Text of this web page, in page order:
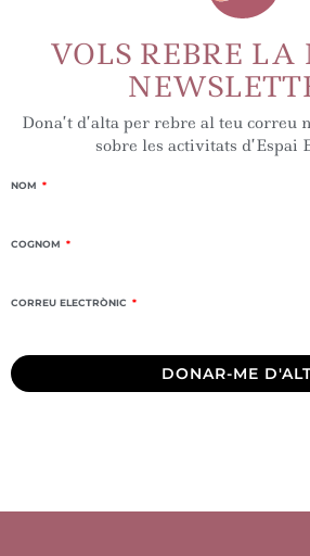
VOLS REBRE LA
Dona’t d’alta per rebre al teu correu
sobre les activitats d’Espai
NOM
COGNOM
CORREU ELECTRÒNIC
DONAR-ME